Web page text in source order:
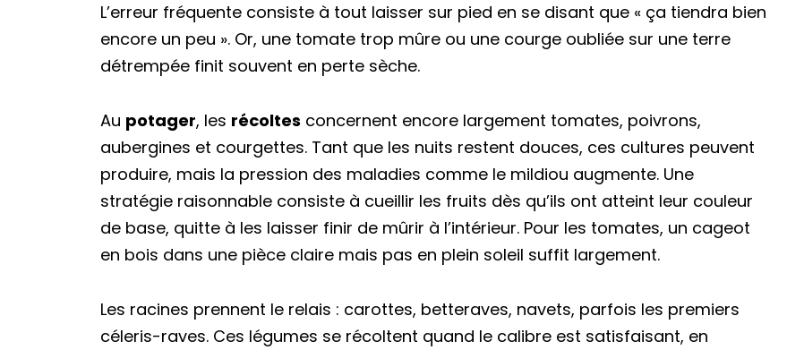
L’erreur fréquente consiste à tout laisser sur pied en se disant que « ça tiendra bien
encore un peu ». Or, une tomate trop mûre ou une courge oubliée sur une terre
détrempée finit souvent en perte sèche.
Au potager, les récoltes concernent encore largement tomates, poivrons,
aubergines et courgettes. Tant que les nuits restent douces, ces cultures peuvent
produire, mais la pression des maladies comme le mildiou augmente. Une
stratégie raisonnable consiste à cueillir les fruits dès qu’ils ont atteint leur couleur
de base, quitte à les laisser finir de mûrir à l’intérieur. Pour les tomates, un cageot
en bois dans une pièce claire mais pas en plein soleil suffit largement.
Les racines prennent le relais : carottes, betteraves, navets, parfois les premiers
céleris-raves. Ces légumes se récoltent quand le calibre est satisfaisant, en